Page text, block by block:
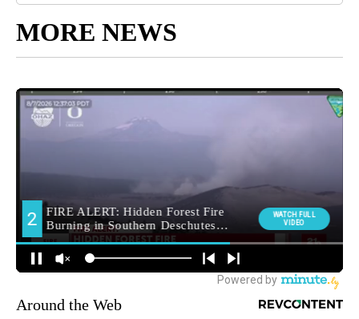
MORE NEWS
Around the Web